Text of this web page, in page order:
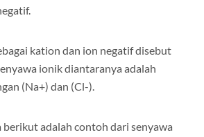
kation dan ion negatif disebut
ionik diantaranya adalah
(Na+) dan (Cl-).
adalah contoh dari senyawa